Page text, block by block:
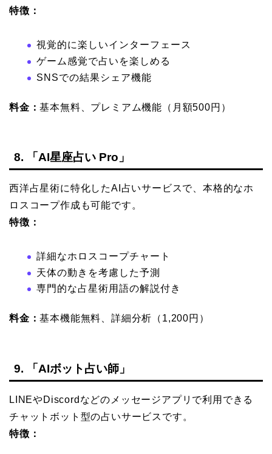
特徴：
視覚的に楽しいインターフェース
ゲーム感覚で占いを楽しめる
SNSでの結果シェア機能
料金：基本無料、プレミアム機能（月額500円）
8. 「AI星座占い Pro」
西洋占星術に特化したAI占いサービスで、本格的なホ
ロスコープ作成も可能です。
特徴：
詳細なホロスコープチャート
天体の動きを考慮した予測
専門的な占星術用語の解説付き
料金：基本機能無料、詳細分析（1,200円）
9. 「AIボット占い師」
LINEやDiscordなどのメッセージアプリで利用できる
チャットボット型の占いサービスです。
特徴：